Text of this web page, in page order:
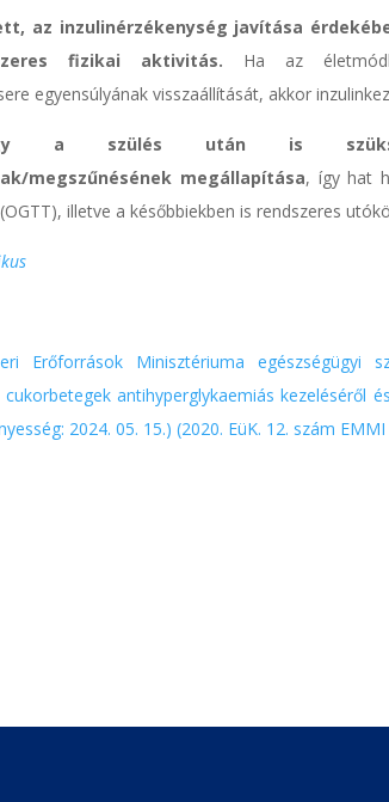
az inzulinérzékenység javítása
fizikai aktivitás. Ha az
egyensúlyának visszaállítását, akkor
a szülés után is
megszűnésének megállapítása, így hat
illetve a későbbiekben is rendszeres
Erőforrások Minisztériuma egészségügyi
antihyperglykaemiás kezeléséről
2024. 05. 15.) (2020. EüK. 12. szám